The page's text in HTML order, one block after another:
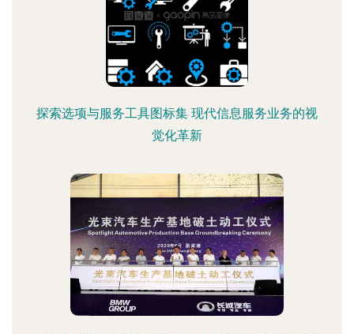
探索选项与服务工具图标集 现代信息服务业务的视
觉化革新